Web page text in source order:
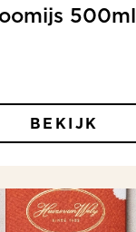
500ml
BEKIJK